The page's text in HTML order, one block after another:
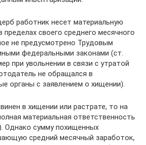
работник несет материальную
пределах своего среднего месячного
не предусмотрено Трудовым
федеральными законами (ст.
при увольнении в связи с утратой
не обращался в
органы с заявлением о хищении).
в хищении или растрате, то на
материальная ответственность
Однако сумму похищенных
средний месячный заработок,